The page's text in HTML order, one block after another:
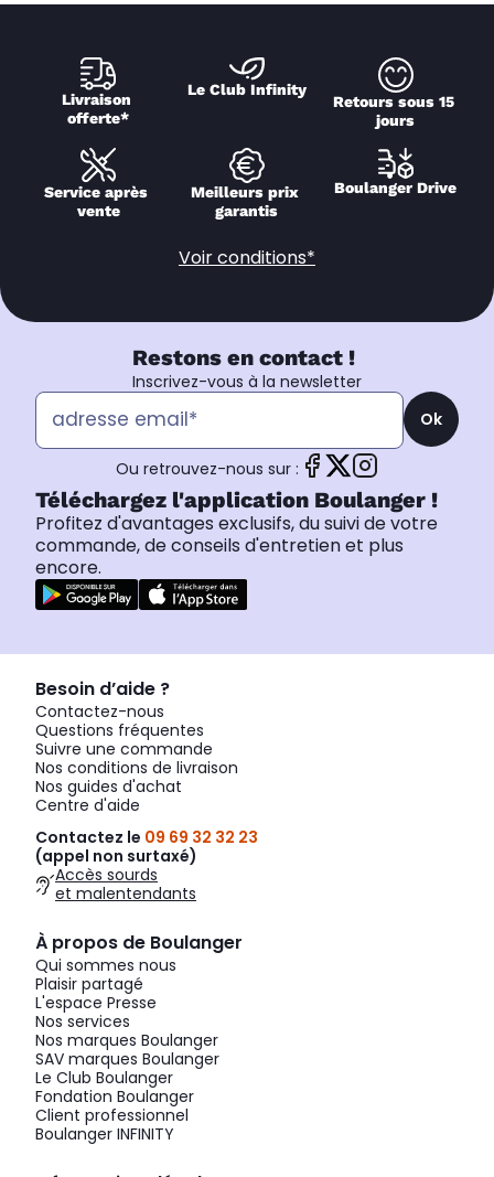
Livraison
offerte*
Le Club Infinity
Retours sous 15
jours
Service après
vente
Meilleurs prix
garantis
Boulanger Drive
Voir conditions*
Restons en contact !
Inscrivez-vous à la newsletter
Ok
Ou retrouvez-nous sur :
Téléchargez l'application Boulanger !
Profitez d'avantages exclusifs, du suivi de votre
commande, de conseils d'entretien et plus
encore.
Besoin d’aide ?
Contactez-nous
Questions fréquentes
Suivre une commande
Nos conditions de livraison
Nos guides d'achat
Centre d'aide
Contactez le 09 69 32 32 23
(appel non surtaxé)
Accès sourds
et malentendants
À propos de Boulanger
Qui sommes nous
Plaisir partagé
L'espace Presse
Nos services
Nos marques Boulanger
SAV marques Boulanger
Le Club Boulanger
Fondation Boulanger
Client professionnel
Boulanger INFINITY